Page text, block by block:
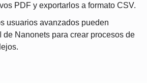
PDF y exportarlos a formato CSV.
usuarios avanzados pueden
de Nanonets para crear procesos de